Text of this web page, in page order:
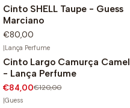
Cinto SHELL Taupe - Guess
Marciano
€80,00
-30%
|Lança Perfume
Cinto Largo Camurça Camel
- Lança Perfume
€84,00€120,00
|Guess